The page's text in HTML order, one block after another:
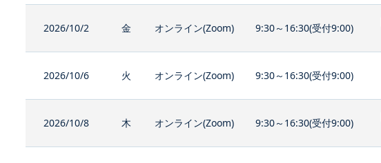
2026/10/2 金 オンライン(Zoom) 9:30～16:30(受付9:00)
2026/10/6 火 オンライン(Zoom) 9:30～16:30(受付9:00)
2026/10/8 木 オンライン(Zoom) 9:30～16:30(受付9:00)